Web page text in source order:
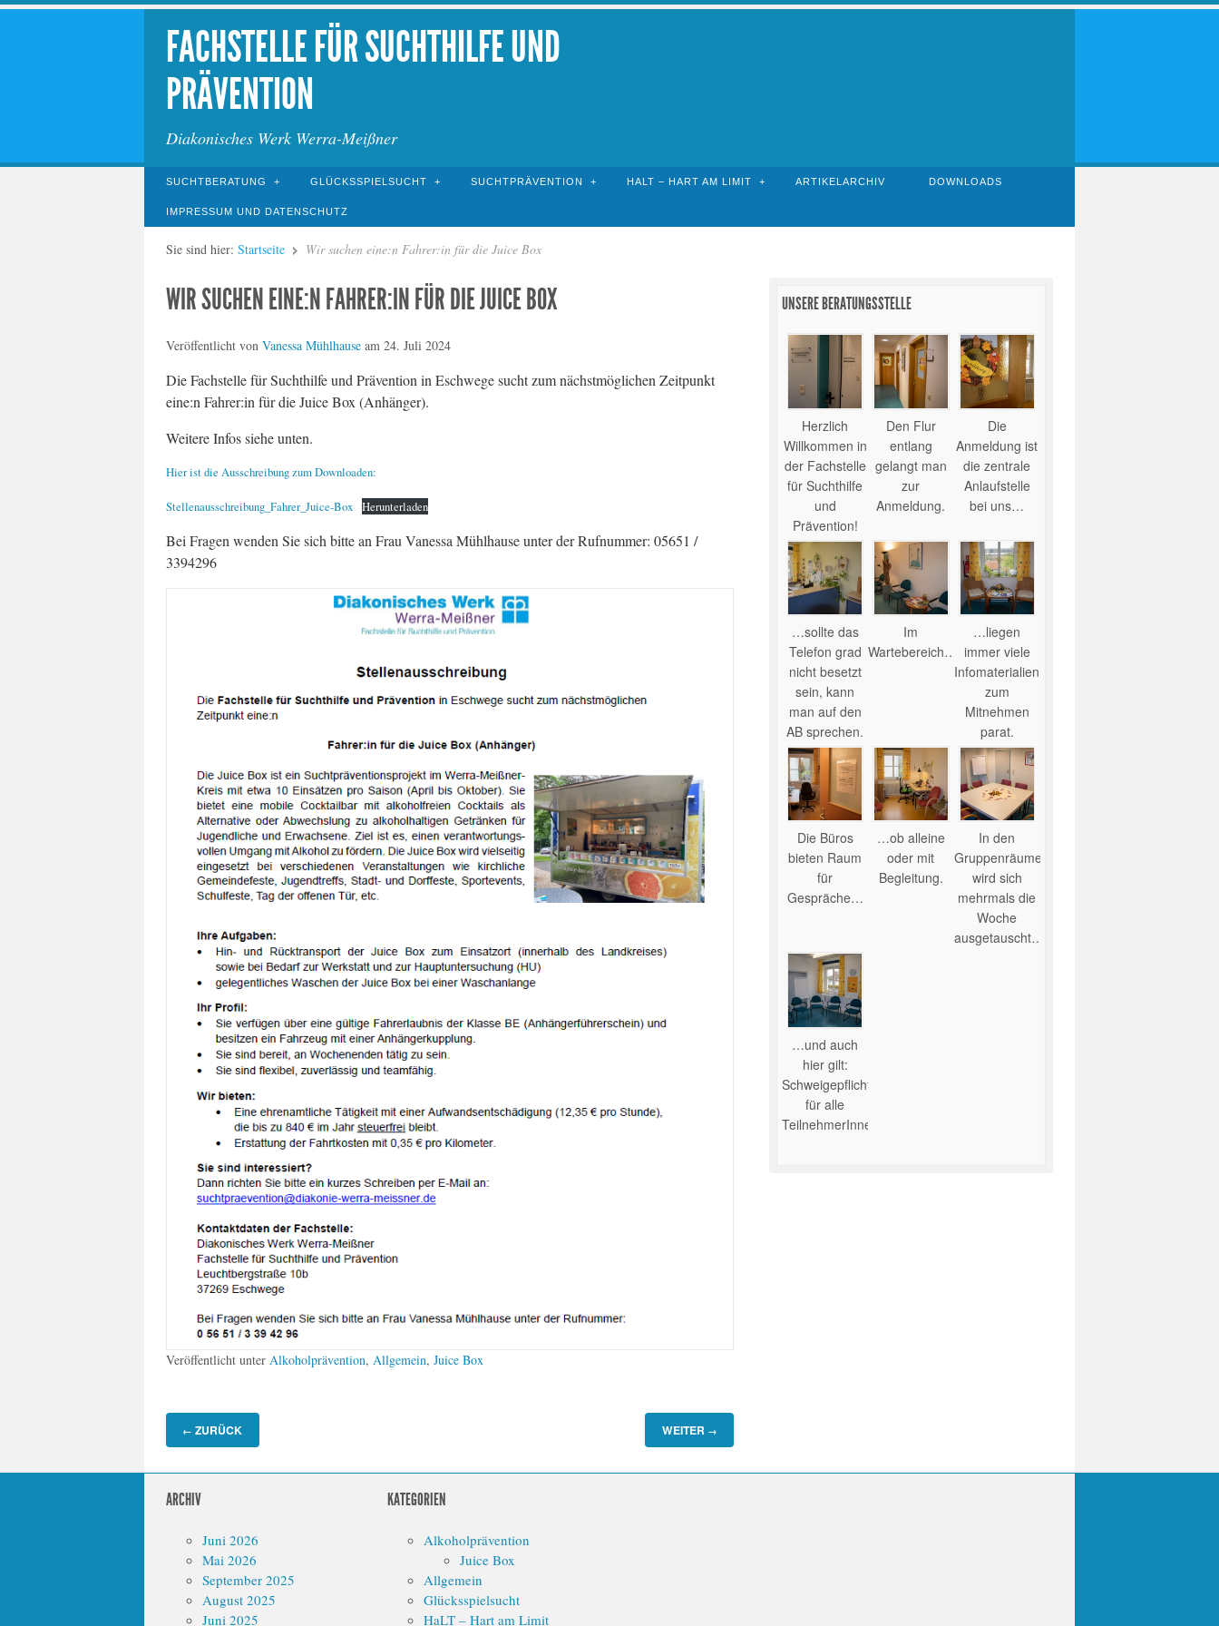
FACHSTELLE FÜR SUCHTHILFE UND
PRÄVENTION
Diakonisches Werk Werra-Meißner
SUCHTBERATUNG GLÜCKSSPIELSUCHT SUCHTPRÄVENTION HALT – HART AM LIMIT ARTIKELARCHIV DOWNLOADS
IMPRESSUM UND DATENSCHUTZ
Sie sind hier: Startseite Wir suchen eine:n Fahrer:in für die Juice Box
WIR SUCHEN EINE:N FAHRER:IN FÜR DIE JUICE BOX
Veröffentlicht von Vanessa Mühlhauseam 24. Juli 2024
Die Fachstelle für Suchthilfe und Prävention in Eschwege sucht zum nächstmöglichen Zeitpunkt
eine:n Fahrer:in für die Juice Box (Anhänger).
Weitere Infos siehe unten.
Hier ist die Ausschreibung zum Downloaden:
Stellenausschreibung_Fahrer_Juice-Box Herunterladen
Bei Fragen wenden Sie sich bitte an Frau Vanessa Mühlhause unter der Rufnummer: 05651 /
3394296
Veröffentlicht unter Alkoholprävention, Allgemein, Juice Box
← ZURÜCK WEITER →
UNSERE BERATUNGSSTELLE
Herzlich
Willkommen in
der Fachstelle
für Suchthilfe
und
Prävention!
Den Flur
entlang
gelangt man
zur
Anmeldung.
Die
Anmeldung ist
die zentrale
Anlaufstelle
bei uns…
…sollte das
Telefon grad
nicht besetzt
sein, kann
man auf den
AB sprechen.
Im
Wartebereich…
…liegen
immer viele
Infomaterialien
zum
Mitnehmen
parat.
Die Büros
bieten Raum
für
Gespräche…
…ob alleine
oder mit
Begleitung.
In den
Gruppenräumen
wird sich
mehrmals die
Woche
ausgetauscht…
…und auch
hier gilt:
Schweigepflicht
für alle
TeilnehmerInnen
ARCHIV
Juni 2026
Mai 2026
September 2025
August 2025
Juni 2025
KATEGORIEN
Alkoholprävention
Juice Box
Allgemein
Glücksspielsucht
HaLT – Hart am Limit